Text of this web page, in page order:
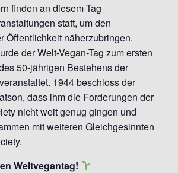
finden an diesem Tag
statt, um den
Öffentlichkeit näherzubringen.
der Welt-Vegan-Tag zum ersten
50-jährigen Bestehens der
1944 beschloss der
dass ihm die Forderungen der
nicht weit genug gingen und
mit weiteren Gleichgesinnten
Weltvegantag!